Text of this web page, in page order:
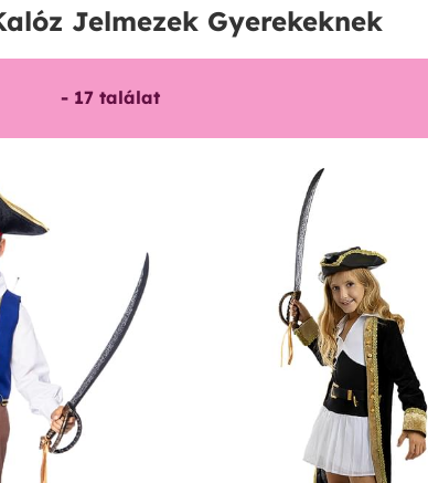
Jelmezek Gyerekeknek
- 17találat